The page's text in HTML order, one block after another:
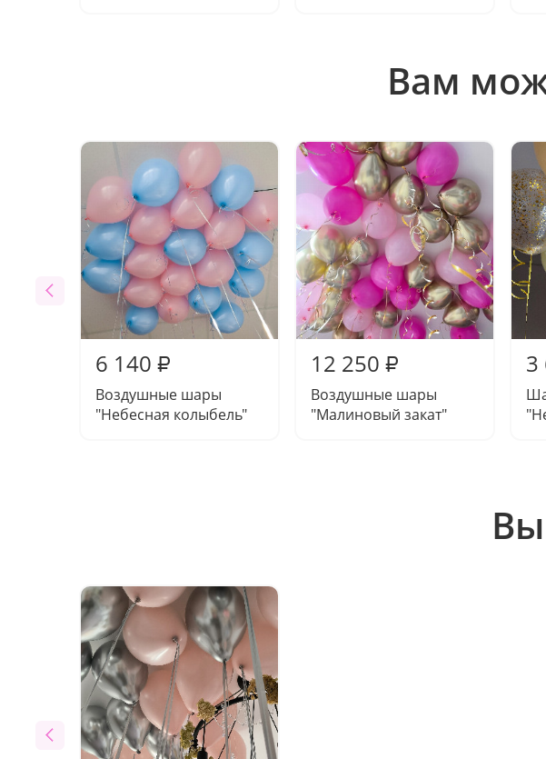
Вам
6 140 ₽
Воздушные шары
"Небесная колыбель"
12 250 ₽
Воздушные шары
"Малиновый закат"
3